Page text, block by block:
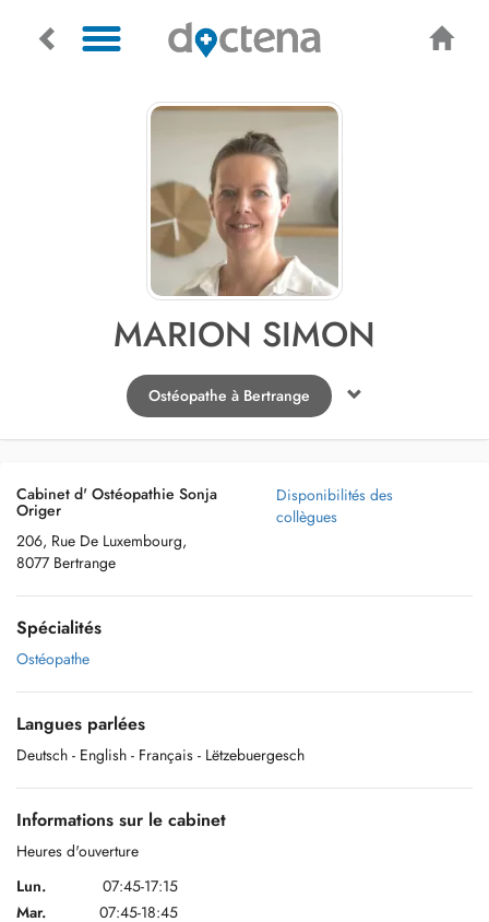
MARION SIMON
Ostéopathe à Bertrange
Cabinet d' Ostéopathie Sonja
Origer
206, Rue De Luxembourg,
8077 Bertrange
Disponibilités des
collègues
Spécialités
Ostéopathe
Langues parlées
Deutsch - English - Français - Lëtzebuergesch
Informations sur le cabinet
Heures d'ouverture
Lun.
07:45-17:15
Mar.
07:45-18:45